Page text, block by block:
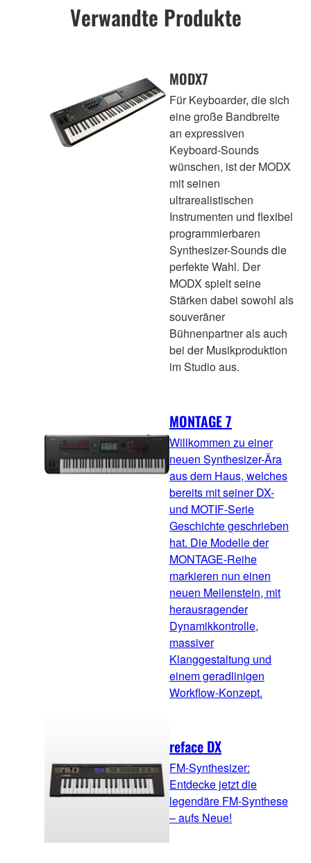
Verwandte Produkte
MODX7
Für Keyboarder, die sich
eine große Bandbreite
an expressiven
Keyboard-Sounds
wünschen, ist der MODX
mit seinen
ultrarealistischen
Instrumenten und flexibel
programmierbaren
Synthesizer-Sounds die
perfekte Wahl. Der
MODX spielt seine
Stärken dabei sowohl als
souveräner
Bühnenpartner als auch
bei der Musikproduktion
im Studio aus.
MONTAGE 7
Willkommen zu einer
neuen Synthesizer-Ära
aus dem Haus, welches
bereits mit seiner DX-
und MOTIF-Serie
Geschichte geschrieben
hat. Die Modelle der
MONTAGE-Reihe
markieren nun einen
neuen Meilenstein, mit
herausragender
Dynamikkontrolle,
massiver
Klanggestaltung und
einem geradlinigen
Workflow-Konzept.
reface DX
FM-Synthesizer:
Entdecke jetzt die
legendäre FM-Synthese
– aufs Neue!